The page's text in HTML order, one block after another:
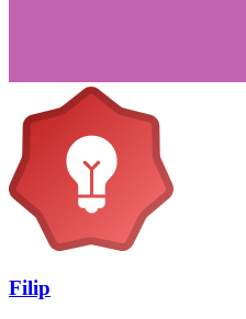
Filip